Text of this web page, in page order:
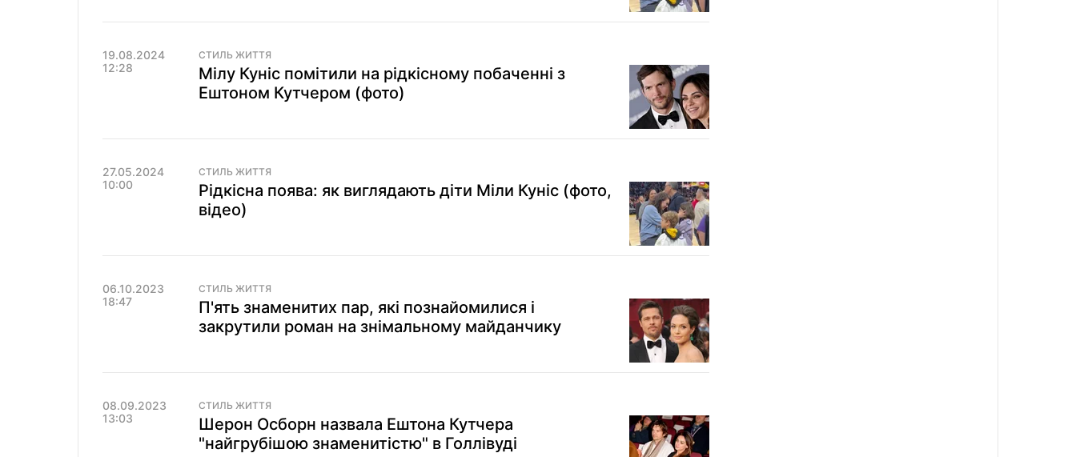
19.08.2024
12:28
СТИЛЬ ЖИТТЯ
Мілу Куніс помітили на рідкісному побаченні з
Ештоном Кутчером (фото)
27.05.2024
10:00
СТИЛЬ ЖИТТЯ
Рідкісна поява: як виглядають діти Міли Куніс (фото,
відео)
06.10.2023
18:47
СТИЛЬ ЖИТТЯ
П'ять знаменитих пар, які познайомилися і
закрутили роман на знімальному майданчику
08.09.2023
13:03
СТИЛЬ ЖИТТЯ
Шерон Осборн назвала Ештона Кутчера
"найгрубішою знаменитістю" в Голлівуді